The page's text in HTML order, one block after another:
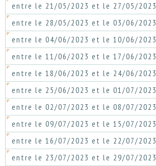
entre le 21/05/2023 et le 27/05/2023
entre le 28/05/2023 et le 03/06/2023
entre le 04/06/2023 et le 10/06/2023
entre le 11/06/2023 et le 17/06/2023
entre le 18/06/2023 et le 24/06/2023
entre le 25/06/2023 et le 01/07/2023
entre le 02/07/2023 et le 08/07/2023
entre le 09/07/2023 et le 15/07/2023
entre le 16/07/2023 et le 22/07/2023
entre le 23/07/2023 et le 29/07/2023